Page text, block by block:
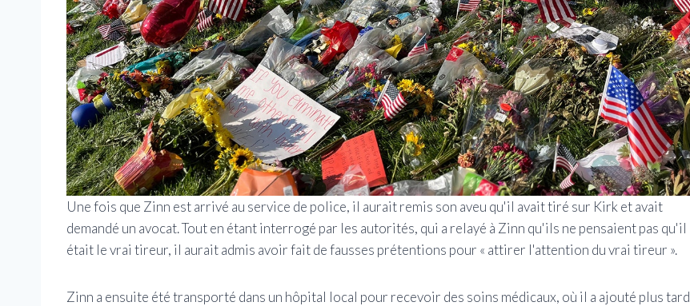
Une fois que Zinn est arrivé au service de police, il aurait remis son aveu qu'il avait tiré sur Kirk et avait
demandé un avocat. Tout en étant interrogé par les autorités, qui a relayé à Zinn qu'ils ne pensaient pas qu'il
était le vrai tireur, il aurait admis avoir fait de fausses prétentions pour « attirer l'attention du vrai tireur ».
Zinn a ensuite été transporté dans un hôpital local pour recevoir des soins médicaux, où il a ajouté plus tard